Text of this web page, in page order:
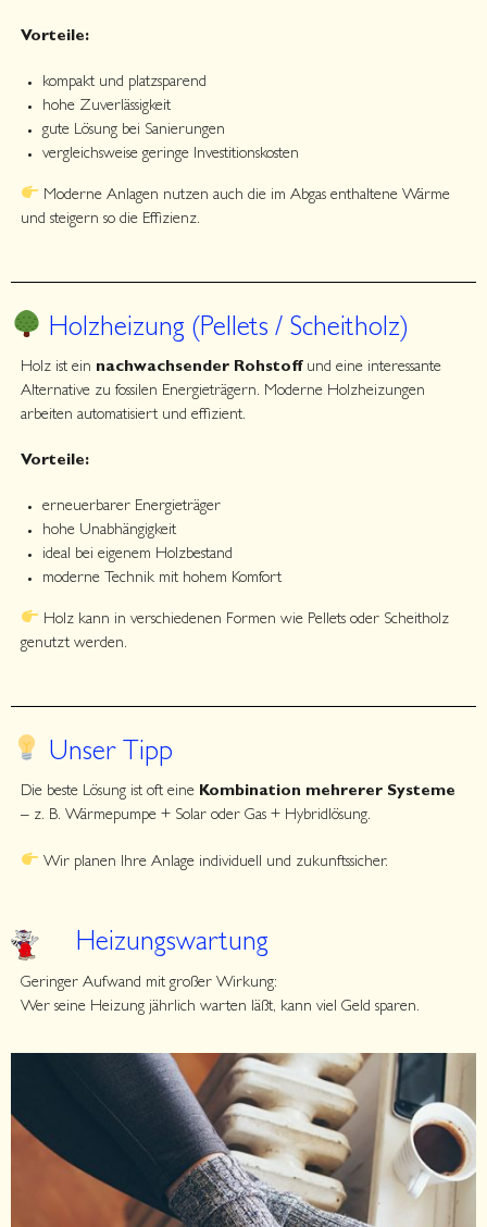
Vorteile:
kompakt und platzsparend
hohe Zuverlässigkeit
gute Lösung bei Sanierungen
vergleichsweise geringe Investitionskosten
Moderne Anlagen nutzen auch die im Abgas enthaltene Wärme
und steigern so die Effizienz.
Holzheizung (Pellets / Scheitholz)
Holz ist ein nachwachsender Rohstoffund eine interessante
Alternative zu fossilen Energieträgern. Moderne Holzheizungen
arbeiten automatisiert und effizient.
Vorteile:
erneuerbarer Energieträger
hohe Unabhängigkeit
ideal bei eigenem Holzbestand
moderne Technik mit hohem Komfort
Holz kann in verschiedenen Formen wie Pellets oder Scheitholz
genutzt werden.
Unser Tipp
Die beste Lösung ist oft eine Kombination mehrerer Systeme
– z. B. Wärmepumpe + Solar oder Gas + Hybridlösung.
Wir planen Ihre Anlage individuell und zukunftssicher.
Heizungswartung
Geringer Aufwand mit großer Wirkung:
Wer seine Heizung jährlich warten läßt, kann viel Geld sparen.